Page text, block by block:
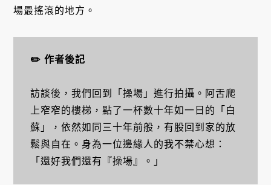
場最搖滾的地方。
✏️ 作者後記
訪談後，我們回到「操場」進行拍攝。阿舌爬
上窄窄的樓梯，點了一杯數十年如一日的「白
蘇」，依然如同三十年前般，有股回到家的放
鬆與自在。身為一位邊緣人的我不禁心想：
「還好我們還有『操場』。」